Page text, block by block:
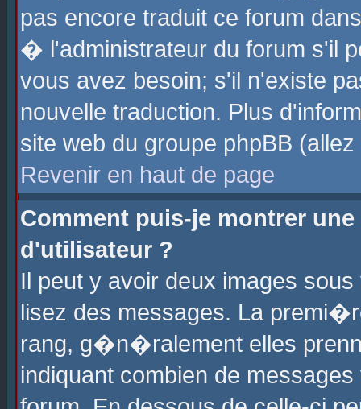
pas encore traduit ce forum
� l'administrateur du forum s'il
vous avez besoin; s'il n'existe
nouvelle traduction. Plus
site web du groupe phpBB
Revenir en haut de page
Comment puis-je montrer
d'utilisateur ?
Il peut y avoir deux images
lisez des messages. La
rang, g�n�ralement elles
indiquant combien de